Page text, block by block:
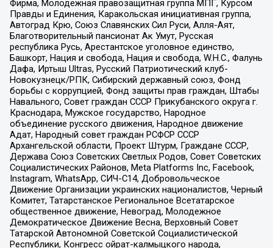
Фирма, Молодежная правозащитная группа МПГ, Курсом
Правды и Единения, Каракольская инициативная группа,
Автоград Крю, Союз Славянских Сил Руси, Алля-Аят,
Благотворительный пансионат Ак Умут, Русская
республика Русь, Арестантское уголовное единство,
Башкорт, Нация и свобода, Нация и свобода, W.H.С., Фалунь
Дафа, Иртыш Ultras, Русский Патриотический клуб-
Новокузнецк/РПК, Сибирский державный союз, Фонд
борьбы с коррупцией, Фонд защиты прав граждан, Штабы
Навального, Совет граждан СССР Прикубанского округа г.
Краснодара, Мужское государство, Народное
объединение русского движения, Народное движение
Адат, Народный совет граждан РСФСР СССР
Архангельской области, Проект Штурм, Граждане СССР,
Держава Союз Советских Светлых Родов, Совет Советских
Социалистических Районов, Meta Platforms Inc, Facebook,
Instagram, WhatsApp, СИЧ-С14, Добровольческое
Движение Организации украинских националистов, Черный
Комитет, Татарстанское Региональное Всетатарское
общественное движение, Невоград, Молодежное
Демократическое Движение Весна, Верховный Совет
Татарской Автономной Советской Социалистической
Республики, Конгресс ойрат-калмыцкого народа,